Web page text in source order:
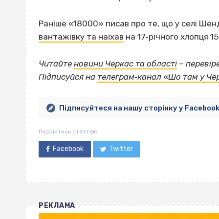
Раніше «18000» писав про те, що у селі
вантажівку та наїхав на 17‐річного хлопця
Читайте новини Черкас та області–
Підписуйся на телеграм‐канал «Шо там у
Підписуйтеся на нашу сторінку у Facebook
Поділитись статтею
Facebook Twitter
РЕКЛАМА